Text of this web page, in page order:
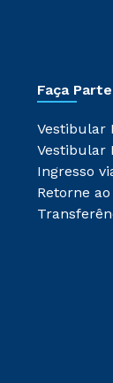
Faça Parte
Vestibular
Vestibular
Ingresso
Retorne